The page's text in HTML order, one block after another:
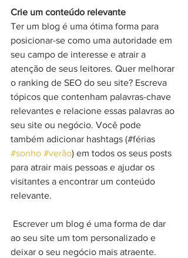
Crie um conteúdo relevante
Ter um blog é uma ótima forma para
posicionar-se como uma autoridade em
seu campo de interesse e atrair a
atenção de seus leitores. Quer melhorar
o ranking de SEO do seu site? Escreva
tópicos que contenham palavras-chave
relevantes e relacione essas palavras ao
seu site ou negócio. Você pode
também adicionar hashtags (#férias
#sonho #verão) em todos os seus posts
para atrair mais pessoas e ajudar os
visitantes a encontrar um conteúdo
relevante.
ao seu site um tom personalizado e
deixar o seu negócio mais atraente.